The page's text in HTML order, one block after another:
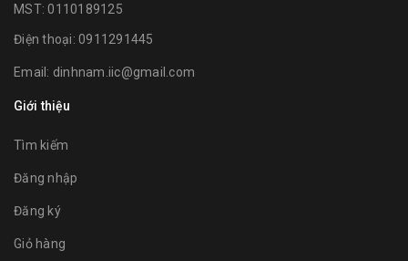
MST: 0110189125
Điện thoại: 0911291445
Email: dinhnam.iic@gmail.com
Giới thiệu
Tìm kiếm
Đăng nhập
Đăng ký
Giỏ hàng